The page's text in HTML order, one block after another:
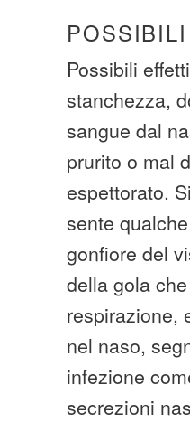
Possibili
stanchezza,
sangue dal
prurito o mal
espettorato.
sente
gonfiore del
della gola
respirazione,
nel naso,
infezione
secrezioni